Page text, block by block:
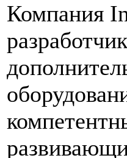
Компания